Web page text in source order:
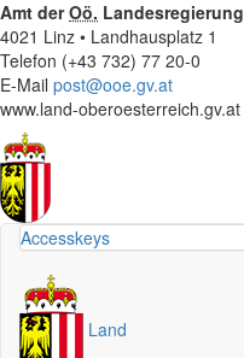
Amt derOö. Landesregierung
4021 Linz • Landhausplatz 1
Telefon (+43 732) 77 20-0
E-Mail post@ooe.gv.at
www.land-oberoesterreich.gv.at
Accesskeys
Land